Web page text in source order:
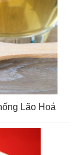
Lão Hoá